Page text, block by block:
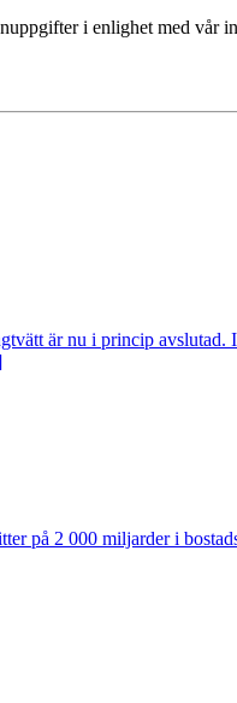
i enlighet med vår
är nu i princip
på 2 000 miljarder i